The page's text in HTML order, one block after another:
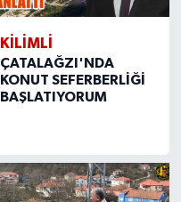
KILIMLI
ÇATALAĞZI'NDA
KONUT SEFERBERLİĞİ
BAŞLATIYORUM